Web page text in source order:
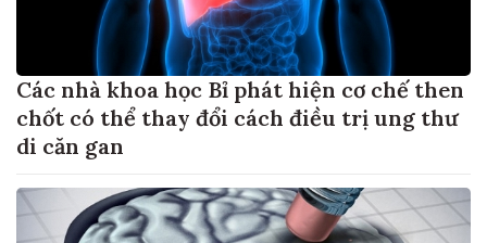
Các nhà khoa học Bỉ phát hiện cơ chế then
chốt có thể thay đổi cách điều trị ung thư
di căn gan